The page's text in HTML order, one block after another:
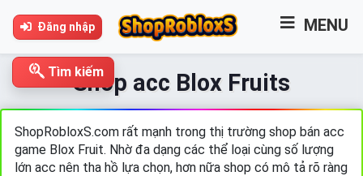
Đăng nhập MENU
Shop acc Blox Fruits
ShopRobloxS.com rất mạnh trong thị trường shop bán acc
game Blox Fruit. Nhờ đa dạng các thể loại cùng số lượng
lớn acc nên tha hồ lựa chọn, hơn nữa shop có mô tả rõ ràng
Tìm kiếm